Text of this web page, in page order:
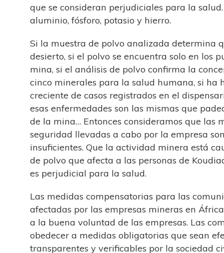
que se consideran perjudiciales para la
aluminio, fósforo, potasio y hierro.
Si la muestra de polvo analizada determina
desierto, si el polvo se encuentra solo en los
mina, si el análisis de polvo confirma la
cinco minerales para la salud humana, si ha
creciente de casos registrados en el
esas enfermedades son las mismas que
de la mina… Entonces consideramos que las
seguridad llevadas a cabo por la empresa
insuficientes. Que la actividad minera está
de polvo que afecta a las personas de
es perjudicial para la salud.
Las medidas compensatorias para las
afectadas por las empresas mineras en
a la buena voluntad de las empresas. Las
obedecer a medidas obligatorias que sean
transparentes y verificables por la sociedad